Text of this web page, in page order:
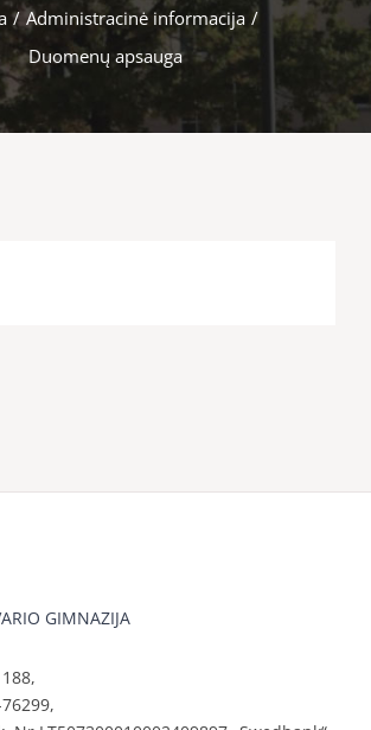
/ Administracinė informacija /
Duomenų apsauga
GIMNAZIJA